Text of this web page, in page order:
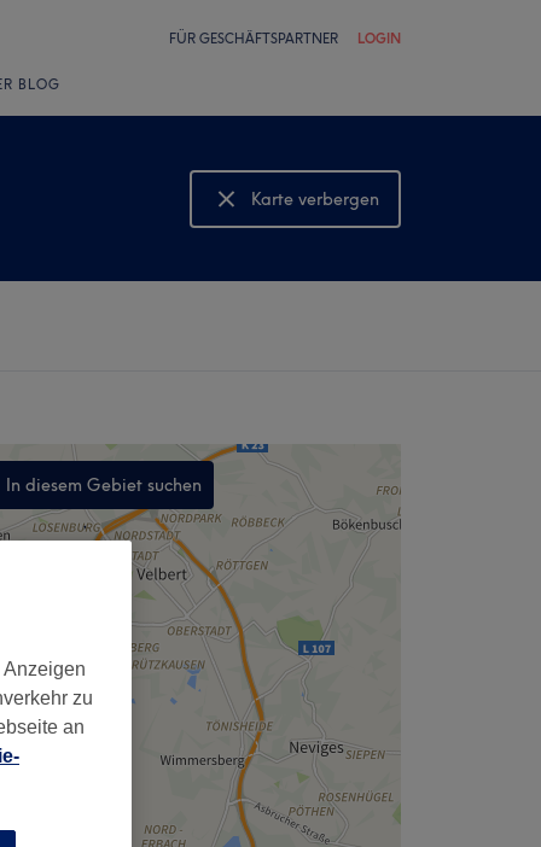
FÜR GESCHÄFTSPARTNER LOGIN
BLOG
Karte verbergen
Karte anzeigen
In diesem Gebiet suchen
,
zu
an